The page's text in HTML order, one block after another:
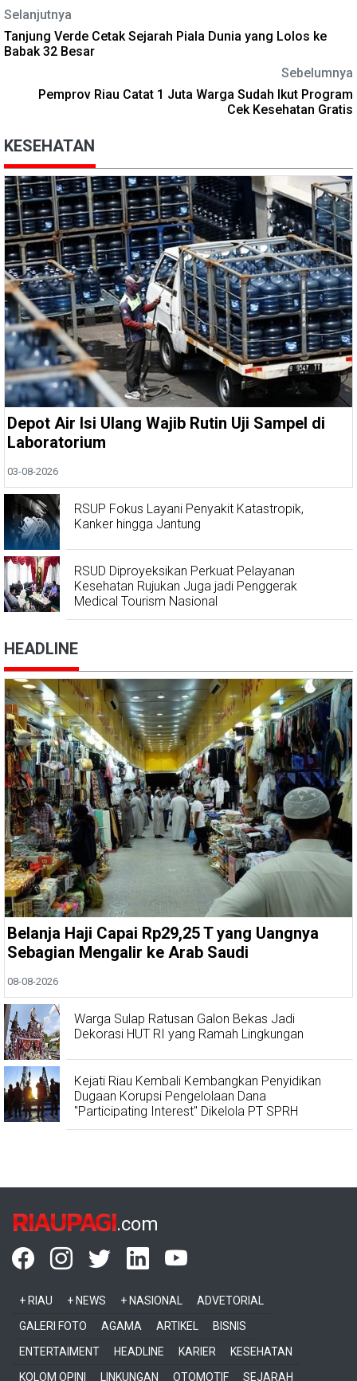
Selanjutnya
Tanjung Verde Cetak Sejarah Piala Dunia yang Lolos ke
Babak 32 Besar
Sebelumnya
Pemprov Riau Catat 1 Juta Warga Sudah Ikut Program
Cek Kesehatan Gratis
KESEHATAN
Depot Air Isi Ulang Wajib Rutin Uji Sampel di
Laboratorium
03-08-2026
RSUP Fokus Layani Penyakit Katastropik,
Kanker hingga Jantung
RSUD Diproyeksikan Perkuat Pelayanan
Kesehatan Rujukan Juga jadi Penggerak
Medical Tourism Nasional
HEADLINE
Belanja Haji Capai Rp29,25 T yang Uangnya
Sebagian Mengalir ke Arab Saudi
08-08-2026
Warga Sulap Ratusan Galon Bekas Jadi
Dekorasi HUT RI yang Ramah Lingkungan
Kejati Riau Kembali Kembangkan Penyidikan
Dugaan Korupsi Pengelolaan Dana
"Participating Interest" Dikelola PT SPRH
RIAUPAGI.com
+ RIAU + NEWS + NASIONAL
ADVETORIAL
GALERI FOTO
AGAMA ARTIKEL
BISNIS
ENTERTAIMENT
HEADLINE KARIER
KESEHATAN
KOLOM OPINI
LINKUNGAN OTOMOTIF SEJARAH